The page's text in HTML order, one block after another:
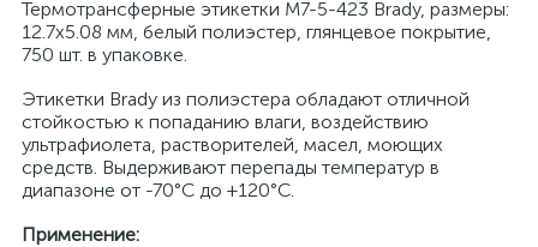
Термотрансферные этикетки M7-5-423 Brady, размеры:
12.7х5.08 мм, белый полиэстер, глянцевое покрытие,
750 шт. в упаковке.
Этикетки Brady из полиэстера обладают отличной
стойкостью к попаданию влаги, воздействию
ультрафиолета, растворителей, масел, моющих
средств. Выдерживают перепады температур в
диапазоне от -70°C до +120°C.
Применение: